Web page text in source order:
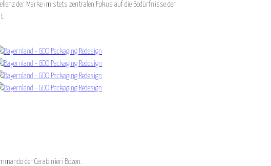
der Marke im stets zentralen Fokus auf die Bedürfnisse der
der Carabinieri Bozen.